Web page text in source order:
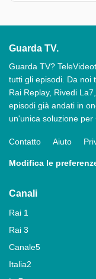
Guarda TV.
Guarda TV?
tutti gli episodi. Da noi
Rai Replay, Rivedi
episodi già andati in
un'unica soluzione per
Contatto Aiuto
Modifica le
Canali
Rai 1
Rai 3
Canale5
Italia2